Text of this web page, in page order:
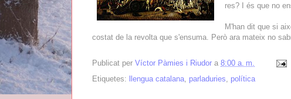
res? I és que no
M'han dit que si
costat de la revolta que s'ensuma. Però ara mateix no
Publicat per Víctor Pàmies i Riudor a 8:00 a. m.
Etiquetes:
llengua catalana parladuries política